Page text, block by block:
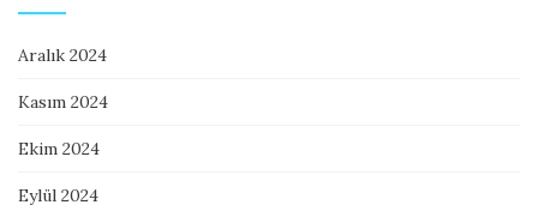
Aralık 2024
Kasım 2024
Ekim 2024
Eylül 2024